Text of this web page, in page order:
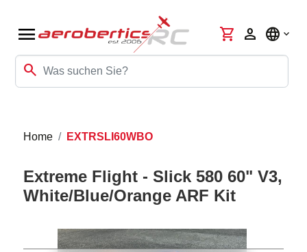
menu
search
shopping_cart person language
Home EXTRSLI60WBO
Extreme Flight - Slick 580 60" V3,
White/Blue/Orange ARF Kit